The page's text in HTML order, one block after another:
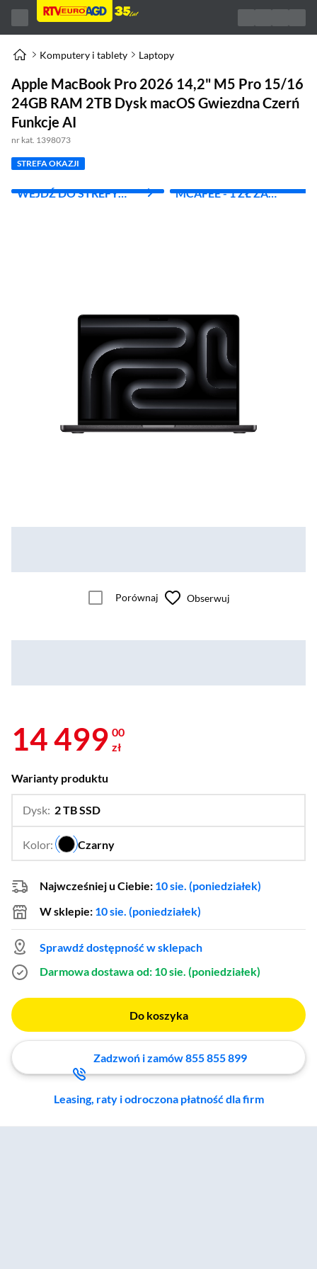
Komputery i tablety Laptopy
Apple MacBook Pro 2026 14,2" M5 Pro 15/16
24GB RAM 2TB Dysk macOS Gwiezdna Czerń
Funkcje AI
nr kat. 1398073
STREFA OKAZJI
WEJDŹ DO STREFY
MCAFEE - 1 ZŁ ZA
Porównaj Obserwuj
14 499 00
zł
Warianty produktu
Dysk: 2 TB SSD
Kolor: Czarny
…
Najwcześniej u Ciebie: 10 sie. (poniedziałek)
W sklepie: 10 sie. (poniedziałek)
Sprawdź dostępność w sklepach
Darmowa dostawa od: 10 sie. (poniedziałek)
Do koszyka
Zadzwoń i zamów 855 855 899
Leasing, raty i odroczona płatność dla firm